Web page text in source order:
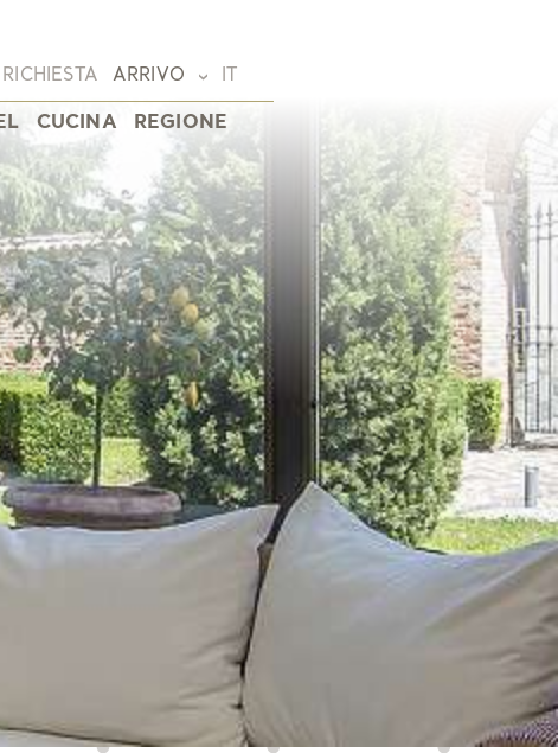
RICHIESTA ARRIVO IT
(DE)
English
(EN)
Français
(FR)
Italiano
(IT)
CUCINA REGIONE